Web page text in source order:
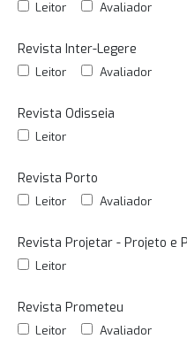
Leitor Avaliador
Revista Inter-Legere
Leitor Avaliador
Revista Odisseia
Leitor
Revista Porto
Leitor Avaliador
Revista Projetar - Projeto e
Leitor
Revista Prometeu
Leitor Avaliador